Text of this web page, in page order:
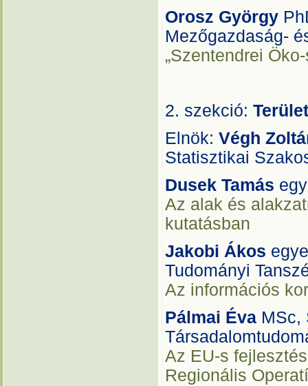
Orosz György
Mezőgazdaság-
„Szentendrei
2. szekció:
Elnök: Végh
Statisztikai
Dusek Tamás
Az alak és
kutatásban
Jakobi Ákos
Tudományi
Az információs
Pálmai Éva MSc,
Az EU-s
Regionális